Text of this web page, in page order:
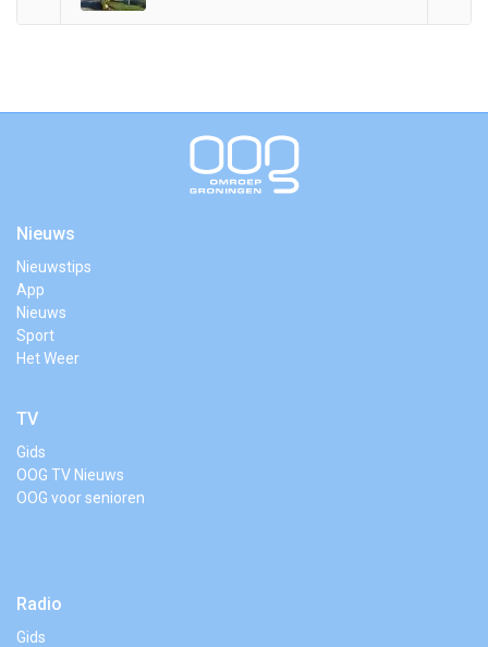
Nieuws
Nieuwstips
App
Nieuws
Sport
Het Weer
TV
Gids
OOG TV Nieuws
OOG voor senioren
Radio
Gids